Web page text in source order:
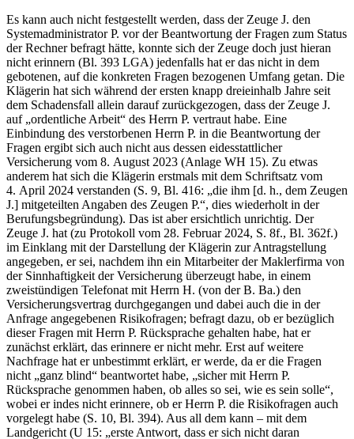
Es kann auch nicht festgestellt werden, dass der Zeuge J. den
Systemadministrator P. vor der Beantwortung der Fragen zum Status
der Rechner befragt hätte, konnte sich der Zeuge doch just hieran
nicht erinnern (Bl. 393 LGA) jedenfalls hat er das nicht in dem
gebotenen, auf die konkreten Fragen bezogenen Umfang getan. Die
Klägerin hat sich während der ersten knapp dreieinhalb Jahre seit
dem Schadensfall allein darauf zurückgezogen, dass der Zeuge J.
auf „ordentliche Arbeit“ des Herrn P. vertraut habe. Eine
Einbindung des verstorbenen Herrn P. in die Beantwortung der
Fragen ergibt sich auch nicht aus dessen eidesstattlicher
Versicherung vom 8. August 2023 (Anlage WH 15). Zu etwas
anderem hat sich die Klägerin erstmals mit dem Schriftsatz vom
4. April 2024 verstanden (S. 9, Bl. 416: „die ihm [d. h., dem Zeugen
J.] mitgeteilten Angaben des Zeugen P.“, dies wiederholt in der
Berufungsbegründung). Das ist aber ersichtlich unrichtig. Der
Zeuge J. hat (zu Protokoll vom 28. Februar 2024, S. 8f., Bl. 362f.)
im Einklang mit der Darstellung der Klägerin zur Antragstellung
angegeben, er sei, nachdem ihn ein Mitarbeiter der Maklerfirma von
der Sinnhaftigkeit der Versicherung überzeugt habe, in einem
zweistündigen Telefonat mit Herrn H. (von der B. Ba.) den
Versicherungsvertrag durchgegangen und dabei auch die in der
Anfrage angegebenen Risikofragen; befragt dazu, ob er bezüglich
dieser Fragen mit Herrn P. Rücksprache gehalten habe, hat er
zunächst erklärt, das erinnere er nicht mehr. Erst auf weitere
Nachfrage hat er unbestimmt erklärt, er werde, da er die Fragen
nicht „ganz blind“ beantwortet habe, „sicher mit Herrn P.
Rücksprache genommen haben, ob alles so sei, wie es sein solle“,
wobei er indes nicht erinnere, ob er Herrn P. die Risikofragen auch
vorgelegt habe (S. 10, Bl. 394). Aus all dem kann – mit dem
Landgericht (U 15: „erste Antwort, dass er sich nicht daran